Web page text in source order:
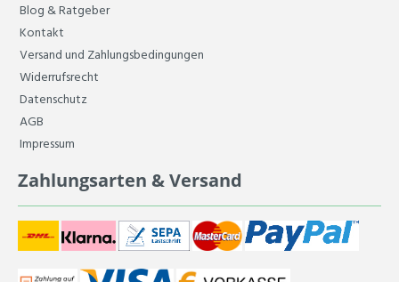
Blog & Ratgeber
Kontakt
Versand und Zahlungsbedingungen
Widerrufsrecht
Datenschutz
AGB
Impressum
Zahlungsarten & Versand